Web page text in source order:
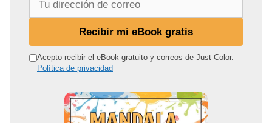
r
Recibir mi eBook gratis
Acepto recibir el eBook gratuito y correos de Just Color.
Política de privacidad